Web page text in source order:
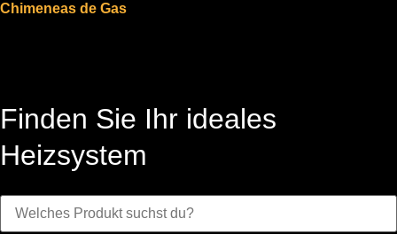
Chimeneas de Gas
Finden Sie Ihr ideales
Heizsystem